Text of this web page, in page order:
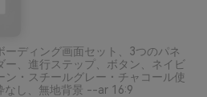
ーディング画面セット、3つのパネ
ー、進行ステップ、ボタン、ネイビ
・スチールグレー・チャコール使
なし、無地背景 --ar 16:9